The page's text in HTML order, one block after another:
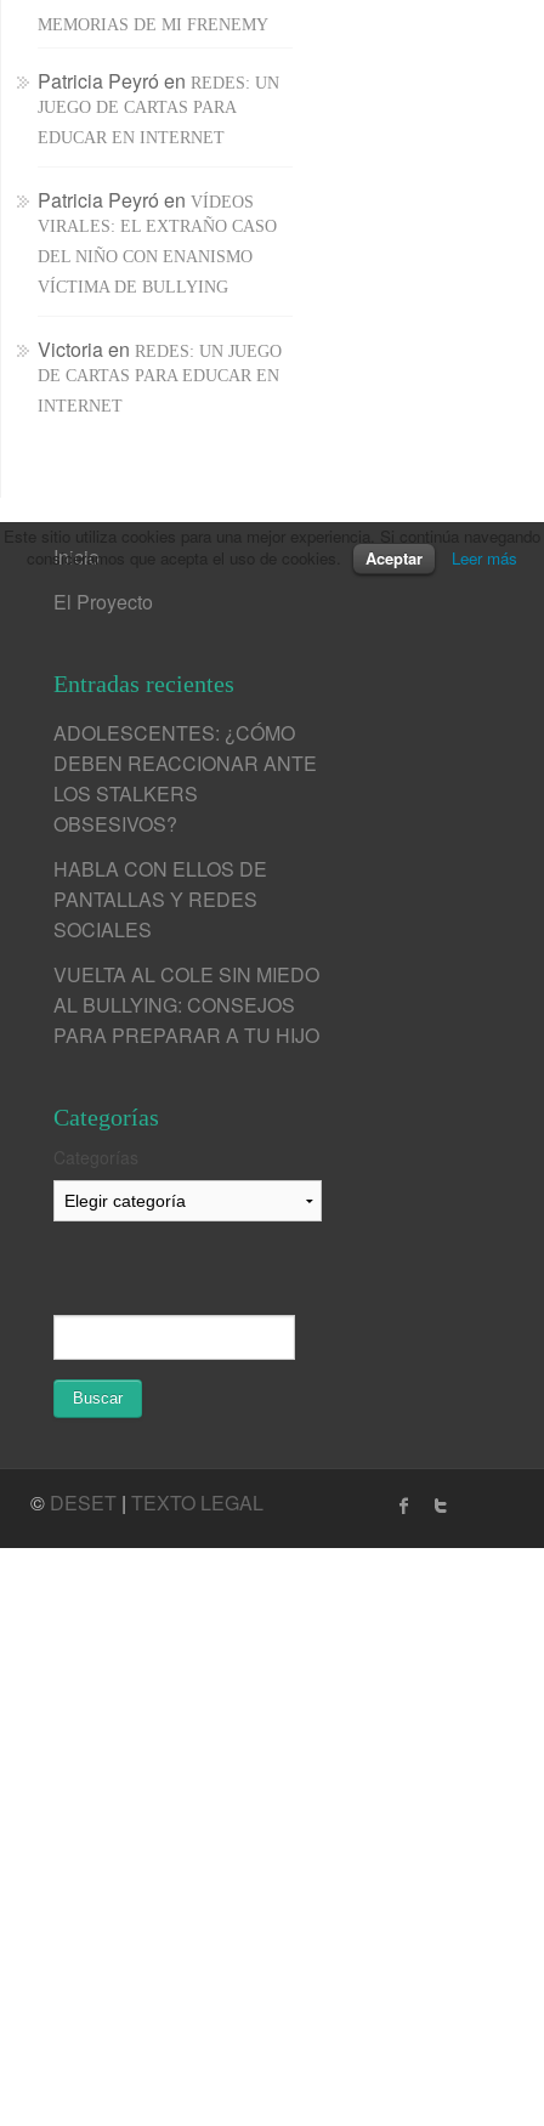
MEMORIAS DE MI FRENEMY
Patricia Peyró en REDES: UN
JUEGO DE CARTAS PARA
EDUCAR EN INTERNET
Patricia Peyró en VÍDEOS
VIRALES: EL EXTRAÑO CASO
DEL NIÑO CON ENANISMO
VÍCTIMA DE BULLYING
Victoriaen REDES: UN JUEGO
DE CARTAS PARA EDUCAR EN
INTERNET
Inicio
El Proyecto
Entradas recientes
ADOLESCENTES: ¿CÓMO
DEBEN REACCIONAR ANTE
LOS STALKERS
OBSESIVOS?
HABLA CON ELLOS DE
PANTALLAS Y REDES
SOCIALES
VUELTA AL COLE SIN MIEDO
AL BULLYING: CONSEJOS
PARA PREPARAR A TU HIJO
Categorías
© DESET | TEXTO LEGAL
consideramos que acepta el uso de cookies.
Aceptar Leer más